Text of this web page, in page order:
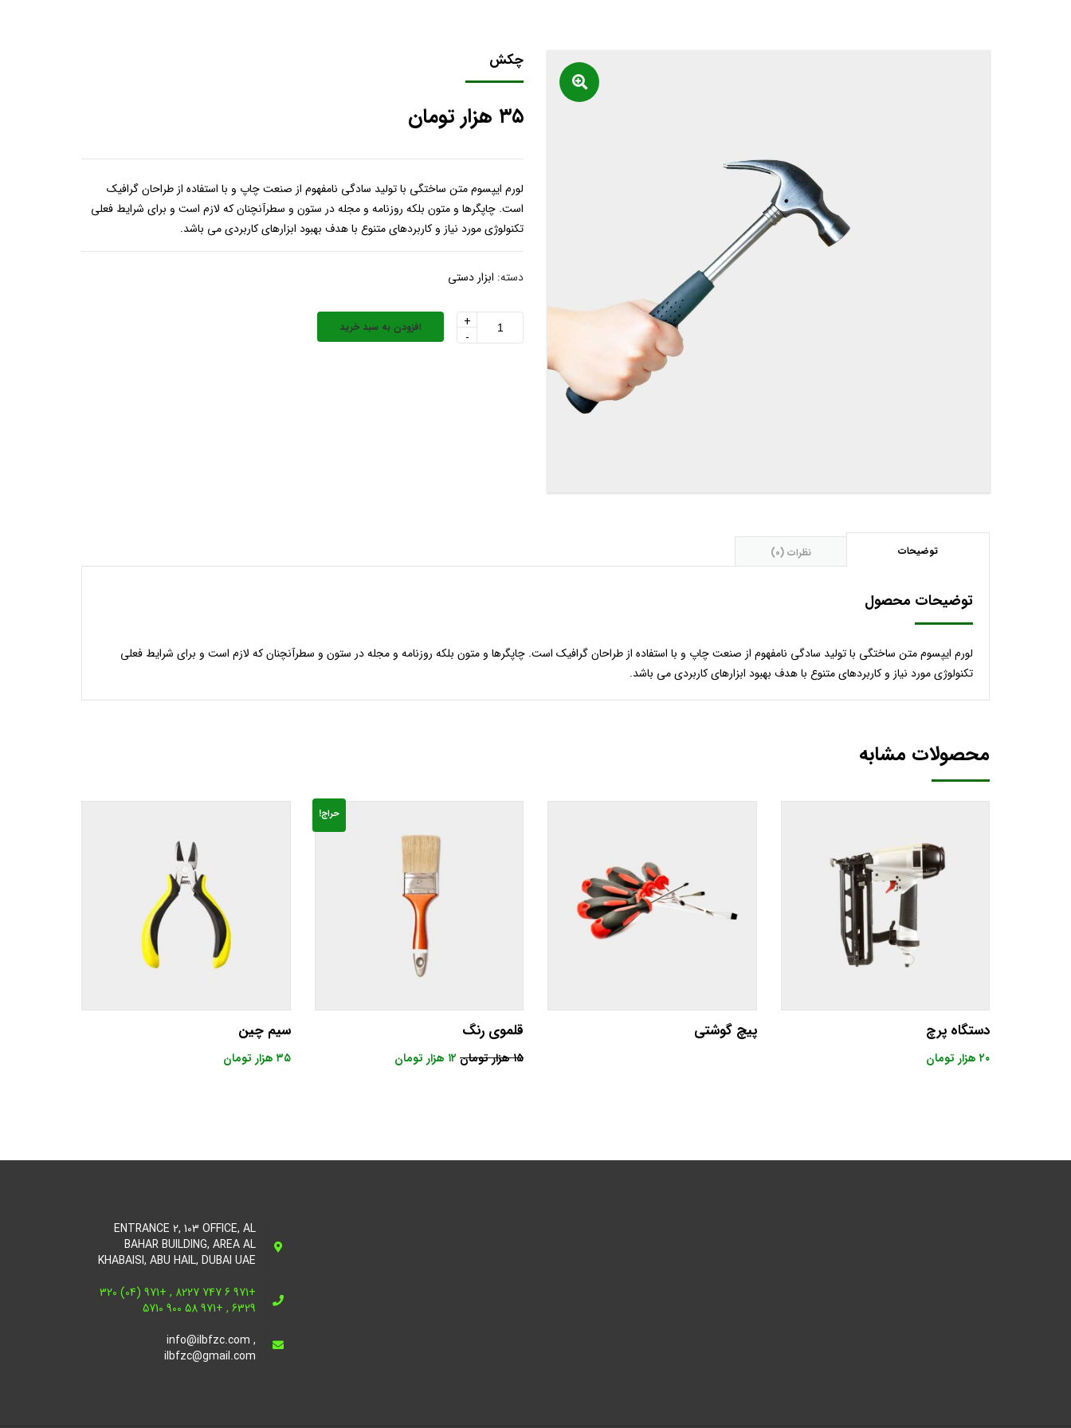
چکش
۳۵ هزار تومان
لورم ایپسوم متن ساختگی با تولید سادگی نامفهوم از صنعت چاپ و با استفاده از طراحان گرافیک
است. چاپگرها و متون بلکه روزنامه و مجله در ستون و سطرآنچنان که لازم است و برای شرایط فعلی
تکنولوژی مورد نیاز و کاربردهای متنوع با هدف بهبود ابزارهای کاربردی می باشد.
دسته: ابزار دستی
چکش
+
-
افزودن به سبد خرید
توضیحات نظرات (0)
توضیحات محصول
لورم ایپسوم متن ساختگی با تولید سادگی نامفهوم از صنعت چاپ و با استفاده از طراحان گرافیک است. چاپگرها و متون بلکه روزنامه و مجله در ستون و سطرآنچنان که لازم است و برای شرایط فعلی
تکنولوژی مورد نیاز و کاربردهای متنوع با هدف بهبود ابزارهای کاربردی می باشد.
محصولات مشابه
دستگاه پرچ
۲۰ هزار تومان
پیچ گوشتی
حراج!
قلموی رنگ
۱۵هزار تومان ۱۲ هزار تومان
سیم چین
۳۵ هزار تومان
ENTRANCE 2, 103 OFFICE, AL
BAHAR BUILDING, AREA AL
KHABAISI, ABU HAIL, DUBAI UAE
+971 6 747 8227 , +971 (04) 320
6329 , +971 58 900 5710
info@ilbfzc.com ,
ilbfzc@gmail.com